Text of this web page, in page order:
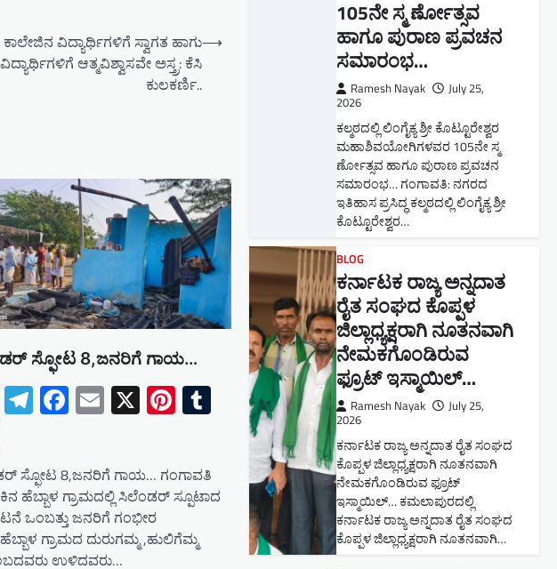
ವಿದ್ಯಾರ್ಥಿಗಳಿಗೆ ಸ್ವಾಗತ ಹಾಗು
ಆತ್ಮವಿಶ್ವಾಸವೇ ಅಸ್ತ್ರ: ಕೆಸಿ
ಕುಲಕರ್ಣಿ..
⟶
ಸ್ಫೋಟ 8,ಜನರಿಗೆ ಗಾಯ…
Telegram
Facebook
Email
X Pinterest
Tumblr
ಸ್ಫೋಟ 8,ಜನರಿಗೆ ಗಾಯ… ಗಂಗಾವತಿ
ಹೆಬ್ಬಾಳ ಗ್ರಾಮದಲ್ಲಿ ಸಿಲೆಂಡರ್ ಸ್ಪೂಟಾದ
ಒಂಬತ್ತು ಜನರಿಗೆ ಗಂಭೀರ
ಗ್ರಾಮದ ದುರುಗಮ್ಮ ,ಹುಲಿಗೆಮ್ಮ
ಉಳಿದವರು…
105ನೇ ಸ್ಮ ರ್ಣೋತ್ಸವ
ಹಾಗೂ ಪುರಾಣ ಪ್ರವಚನ
ಸಮಾರಂಭ​…
Ramesh Nayak
July 25,
2026
ಕಲ್ಮಠದಲ್ಲಿ ಲಿಂಗೈಕ್ಯ ಶ್ರೀ ಕೊಟ್ಟೂರೇಶ್ವರ
ಮಹಾಶಿವಯೋಗಿಗಳವರ 105ನೇ ಸ್ಮ
ರ್ಣೋತ್ಸವ ಹಾಗೂ ಪುರಾಣ ಪ್ರವಚನ
ಸಮಾರಂಭ​… ಗಂಗಾವತಿ: ನಗರದ
ಇತಿಹಾಸ ಪ್ರಸಿದ್ಧ ಕಲ್ಮಠದಲ್ಲಿ ಲಿಂಗೈಕ್ಯ ಶ್ರೀ
ಕೊಟ್ಟೂರೇಶ್ವರ…
BLOG
ಕರ್ನಾಟಕ ರಾಜ್ಯ ಅನ್ನದಾತ
ರೈತ ಸಂಘದ ಕೊಪ್ಪಳ
ಜಿಲ್ಲಾಧ್ಯಕ್ಷರಾಗಿ ನೂತನವಾಗಿ
ನೇಮಕಗೊಂಡಿರುವ
ಫ್ರೂಟ್ ಇಸ್ಮಾಯಿಲ್…
Ramesh Nayak
July 25,
2026
ಕರ್ನಾಟಕ ರಾಜ್ಯ ಅನ್ನದಾತ ರೈತ ಸಂಘದ
ಕೊಪ್ಪಳ ಜಿಲ್ಲಾಧ್ಯಕ್ಷರಾಗಿ ನೂತನವಾಗಿ
ನೇಮಕಗೊಂಡಿರುವ ಫ್ರೂಟ್
ಇಸ್ಮಾಯಿಲ್… ಕಮಲಾಪುರದಲ್ಲಿ
ಕರ್ನಾಟಕ ರಾಜ್ಯ ಅನ್ನದಾತ ರೈತ ಸಂಘದ
ಕೊಪ್ಪಳ ಜಿಲ್ಲಾಧ್ಯಕ್ಷರಾಗಿ ನೂತನವಾಗಿ…